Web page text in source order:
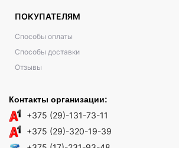
ПОКУПАТЕЛЯМ
Способы оплаты
Способы доставки
Отзывы
Контакты организации:
+375 (29)-131-73-11
+375 (29)-320-19-39